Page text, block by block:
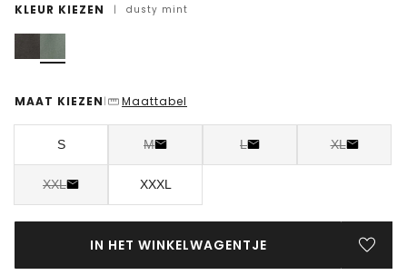
KLEUR KIEZEN | dusty mint
MAAT KIEZEN | Maattabel
S M L XL
XXL XXXL
IN HET WINKELWAGENTJE